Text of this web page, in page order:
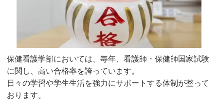
保健看護学部においては、毎年、看護師・保健師国家試験
に関し、高い合格率を誇っています。
日々の学習や学生生活を強力にサポートする体制が整って
おります。